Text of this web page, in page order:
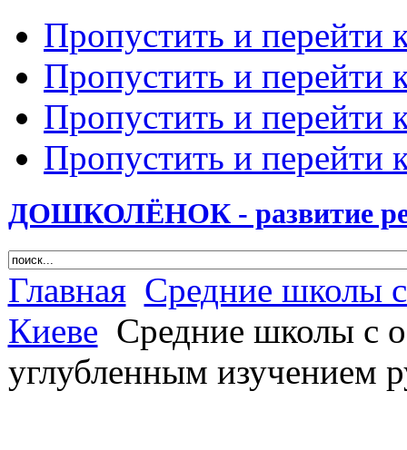
Пропустить и перейти
Пропустить и перейти
Пропустить и перейти
Пропустить и перейти
ДОШКОЛЁНОК - развитие
Главная Средние школы
Киеве Средние школы с
углубленным изучением